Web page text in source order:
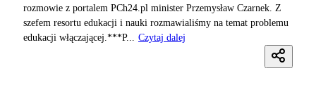
rozmowie z portalem PCh24.pl minister Przemysław Czarnek. Z
szefem resortu edukacji i nauki rozmawialiśmy na temat problemu
edukacji włączającej.***P... Czytaj dalej